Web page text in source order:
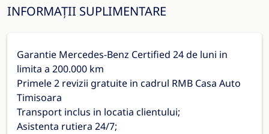
INFORMAȚII SUPLIMENTARE
Garantie Mercedes-Benz Certified 24 de luni in
limita a 200.000 km
Primele 2 revizii gratuite in cadrul RMB Casa Auto
Timisoara
Transport inclus in locatia clientului;
Asistenta rutiera 24/7;